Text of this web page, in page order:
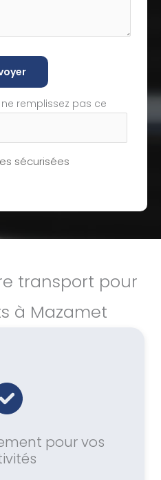
remplissez pas ce
sécurisées
transport pour
à Mazamet
pour vos